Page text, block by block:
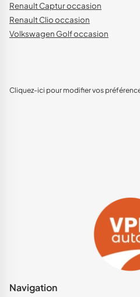
Renault Captur occasion
Renault Clio occasion
Volkswagen Golf occasion
Cliquez-ici pour modifier vos
Navigation